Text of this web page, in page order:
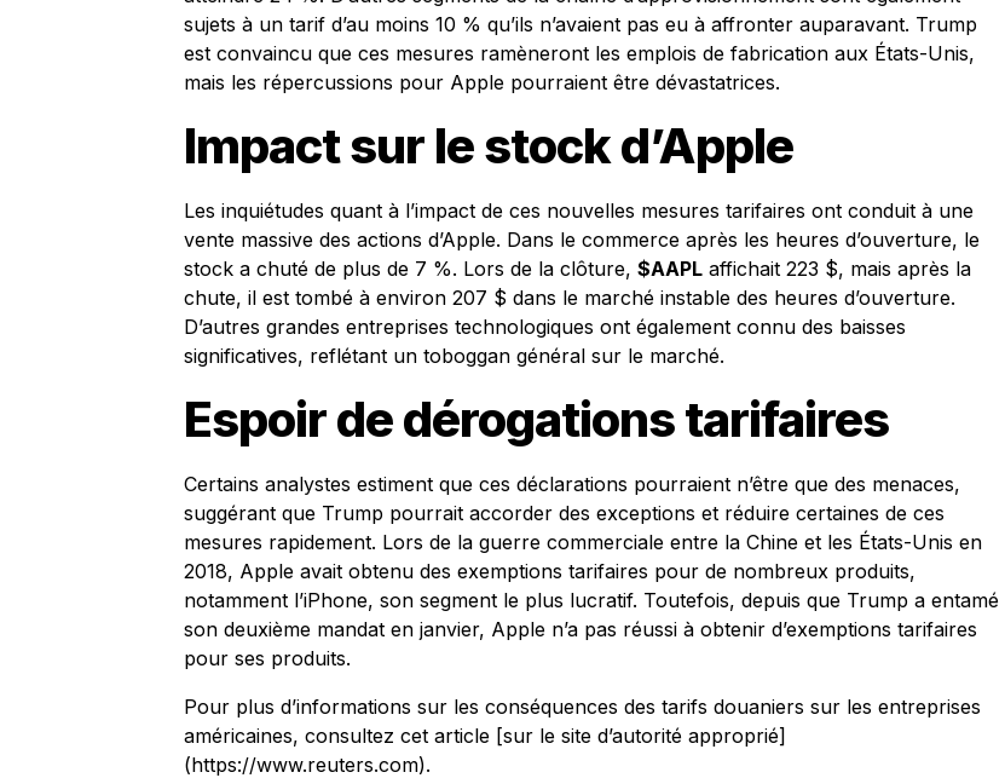
sujets à un tarif d’au moins 10 % qu’ils n’avaient pas eu à affronter auparavant. Trump
est convaincu que ces mesures ramèneront les emplois de fabrication aux États-Unis,
mais les répercussions pour Apple pourraient être dévastatrices.
Impact sur le stock d’Apple
Les inquiétudes quant à l’impact de ces nouvelles mesures tarifaires ont conduit à une
vente massive des actions d’Apple. Dans le commerce après les heures d’ouverture, le
stock a chuté de plus de 7 %. Lors de la clôture, $AAPL affichait 223 $, mais après la
chute, il est tombé à environ 207 $ dans le marché instable des heures d’ouverture.
D’autres grandes entreprises technologiques ont également connu des baisses
significatives, reflétant un toboggan général sur le marché.
Espoir de dérogations tarifaires
Certains analystes estiment que ces déclarations pourraient n’être que des menaces,
suggérant que Trump pourrait accorder des exceptions et réduire certaines de ces
mesures rapidement. Lors de la guerre commerciale entre la Chine et les États-Unis en
2018, Apple avait obtenu des exemptions tarifaires pour de nombreux produits,
notamment l’iPhone, son segment le plus lucratif. Toutefois, depuis que Trump a entamé
son deuxième mandat en janvier, Apple n’a pas réussi à obtenir d’exemptions tarifaires
pour ses produits.
Pour plus d’informations sur les conséquences des tarifs douaniers sur les entreprises
américaines, consultez cet article [sur le site d’autorité approprié]
(https://www.reuters.com).